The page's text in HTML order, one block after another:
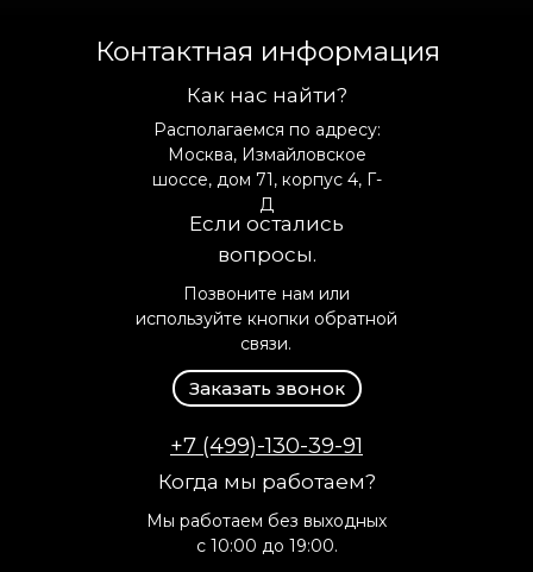
Как нас найти?
Когда мы работаем?
Если остались
вопросы.
Располагаемся по адресу:
Москва, Измайловское
шоссе, дом 71, корпус 4, Г-
Д
Мы работаем без выходных
с 10:00 до 19:00.
Позвоните нам или
используйте кнопки обратной
связи.
+7 (499)-130-39-91
Заказать звонок
Контактная информация